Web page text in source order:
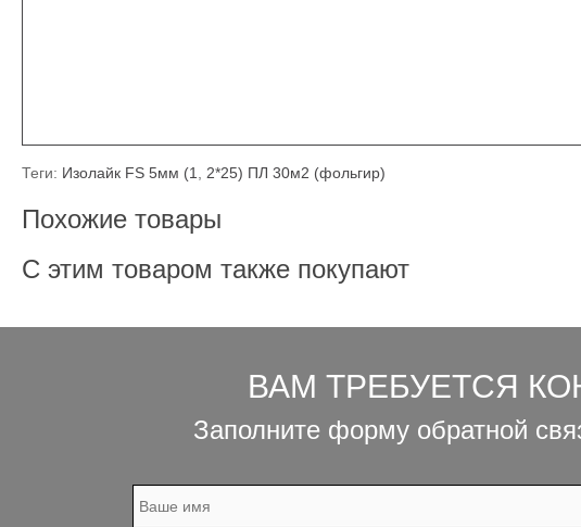
Теги: Изолайк FS 5мм (1 2*25) ПЛ 30м2 (фольгир)
Похожие товары
С этим товаром также покупают
ВАМ ТРЕБУЕТСЯ
Заполните форму обратной